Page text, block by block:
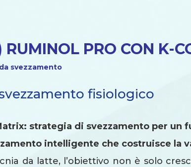
RUMINOL PRO CON K-
svezzamento
fisiologico
strategia di svezzamento per un
intelligente che costruisce la
da latte, l’obiettivo non è solo